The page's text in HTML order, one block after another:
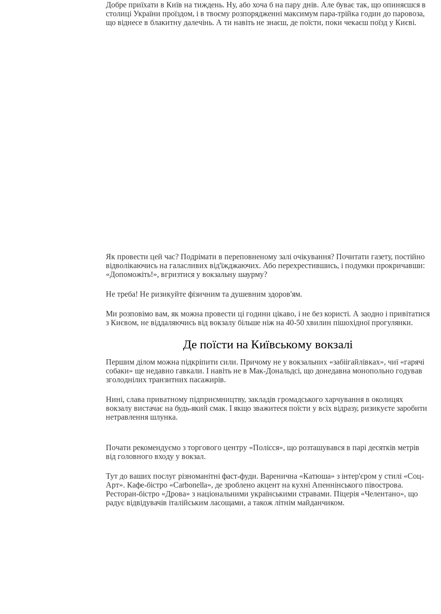
Добре приїхати в Київ на тиждень. Ну, або хоча б на пару днів. Але буває так, що опиняєшся в
столиці України проїздом, і в твоєму розпорядженні максимум пара-трійка годин до паровоза,
що віднесе в блакитну далечінь. А ти навіть не знаєш, де поїсти, поки чекаєш поїзд у Києві.
Як провести цей час? Подрімати в переповненому залі очікування? Почитати газету, постійно
відволікаючись на галасливих від'їжджаючих. Або перехрестившись, і подумки прокричавши:
«Допоможіть!», вгризтися у вокзальну шаурму?
Не треба! Не ризикуйте фізичним та душевним здоров'ям.
Ми розповімо вам, як можна провести ці години цікаво, і не без користі. А заодно і привітатися
з Києвом, не віддаляючись від вокзалу більше ніж на 40-50 хвилин пішохідної прогулянки.
Де поїсти на Київському вокзалі
Першим ділом можна підкріпити сили. Причому не у вокзальних «забіігайлівках», чиї «гарячі
собаки» ще недавно гавкали. І навіть не в Мак-Дональдсі, що донедавна монопольно годував
зголоднілих транзитних пасажирів.
Нині, слава приватному підприємництву, закладів громадського харчування в околицях
вокзалу вистачає на будь-який смак. І якщо зважитеся поїсти у всіх відразу, ризикуєте заробити
нетравлення шлунка.
Почати рекомендуємо з торгового центру «Полісся», що розташувався в парі десятків метрів
від головного входу у вокзал.
Тут до ваших послуг різноманітні фаст-фуди. Варенична «Катюша» з інтер'єром у стилі «Соц-
Арт». Кафе-бістро «Carbonella», де зроблено акцент на кухні Апеннінського півострова.
Ресторан-бістро «Дрова» з національними українськими стравами. Піцерія «Челентано», що
радує відвідувачів італійським ласощами, а також літнім майданчиком.